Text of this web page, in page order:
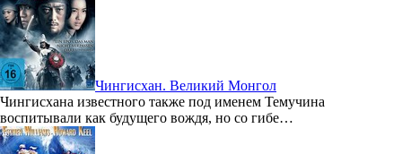
Чингисхан. Великий Монгол
Чингисхана известного также под именем Темучина
воспитывали как будущего вождя, но со гибе…